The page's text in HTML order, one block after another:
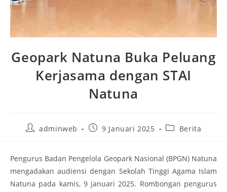
Geopark Natuna Buka Peluang
Kerjasama dengan STAI
Natuna
adminweb 9 Januari 2025 Berita
Pengurus Badan Pengelola Geopark Nasional (BPGN) Natuna
mengadakan audiensi dengan Sekolah Tinggi Agama Islam
Natuna pada kamis, 9 januari 2025. Rombongan pengurus